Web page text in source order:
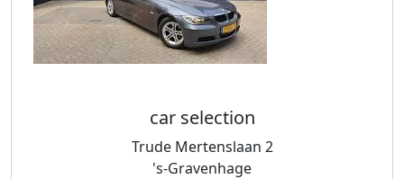
car selection
Trude Mertenslaan 2
's-Gravenhage